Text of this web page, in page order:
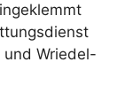
Wriedel-